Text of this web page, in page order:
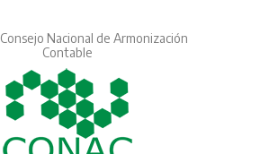
Nacional de Armonización
Contable